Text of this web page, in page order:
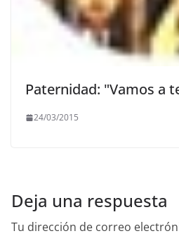
Paternidad: "Vamos a
24/03/2015
Deja una respuesta
Tu dirección de correo